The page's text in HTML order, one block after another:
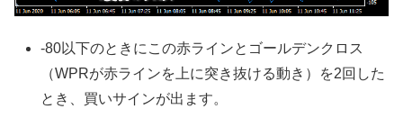
-80以下のときにこの赤ラインとゴールデンクロス
（WPRが赤ラインを上に突き抜ける動き）を2回した
とき、買いサインが出ます。